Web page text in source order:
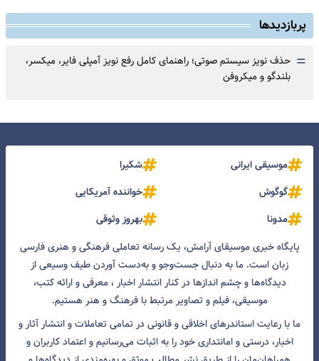
پربازدیدها
= حذف نویز سیستم صوتی؛ راهنمای کامل رفع نویز آمپلی فایر، میکسر،
بلندگو و میکروفن
موسیقی ایرانی
شکیرا
گوگوش
خواننده آمریکایی
مدونا
بهروز وثوقی
پایگاه خبری موسیقای آرامش، یک رسانه تعاملی فرهنگی و هنری فارسی
زبان است. ما به دنبال جست‌و‌جو و به‌دست آوردن طیف وسیعی از
دیدگاه‌ها و چشم انداز‌ها در کنار انتشار اخبار ، معرفی و ارائه کتب،
موسیقی، فیلم و تصاویر مرتبط با فرهنگ و هنر هستیم.
ما با رعایت استاندرهای اخلاقی و قانونی در تمامی تعاملات و انتشار آثار و
اخبار، درستی و امانتداری خود را به اثبات می‌رسانیم و اعتماد کاربران و